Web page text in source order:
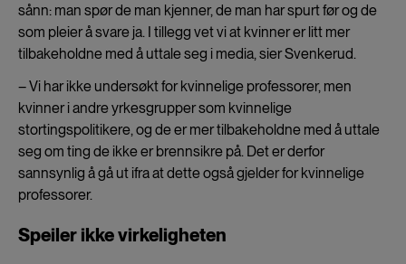
sånn: man spør de man kjenner, de man har spurt før og de
som pleier å svare ja. I tillegg vet vi at kvinner er litt mer
tilbakeholdne med å uttale seg i media, sier Svenkerud.
– Vi har ikke undersøkt for kvinnelige professorer, men
kvinner i andre yrkesgrupper som kvinnelige
stortingspolitikere, og de er mer tilbakeholdne med å uttale
seg om ting de ikke er brennsikre på. Det er derfor
sannsynlig å gå ut ifra at dette også gjelder for kvinnelige
professorer.
Speiler ikke virkeligheten